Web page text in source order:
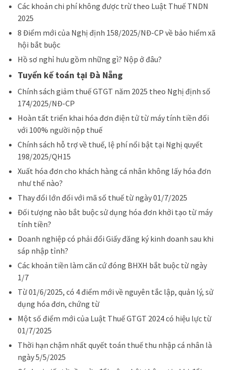
Các khoản chi phí không được trừ theo Luật Thuế TNDN
2025
8 Điểm mới của Nghị định 158/2025/NĐ-CP về bảo hiểm xã
hội bắt buộc
Hồ sơ nghỉ hưu gồm những gì? Nộp ở đâu?
Tuyển kế toán tại Đà Nẵng
Chính sách giảm thuế GTGT năm 2025 theo Nghị định số
174/2025/NĐ-CP
Hoàn tất triển khai hóa đơn điện tử từ máy tính tiền đối
với 100% người nộp thuế
Chính sách hỗ trợ về thuế, lệ phí nổi bật tại Nghị quyết
198/2025/QH15
Xuất hóa đơn cho khách hàng cá nhân không lấy hóa đơn
như thế nào?
Thay đổi lớn đối với mã số thuế từ ngày 01/7/2025
Đối tượng nào bắt buộc sử dụng hóa đơn khởi tạo từ máy
tính tiền?
Doanh nghiệp có phải đổi Giấy đăng ký kinh doanh sau khi
sáp nhập tỉnh?
Các khoản tiền làm căn cứ đóng BHXH bắt buộc từ ngày
1/7
Từ 01/6/2025, có 4 điểm mới về nguyên tắc lập, quản lý, sử
dụng hóa đơn, chứng từ
Một số điểm mới của Luật Thuế GTGT 2024 có hiệu lực từ
01/7/2025
Thời hạn chậm nhất quyết toán thuế thu nhập cá nhân là
ngày 5/5/2025